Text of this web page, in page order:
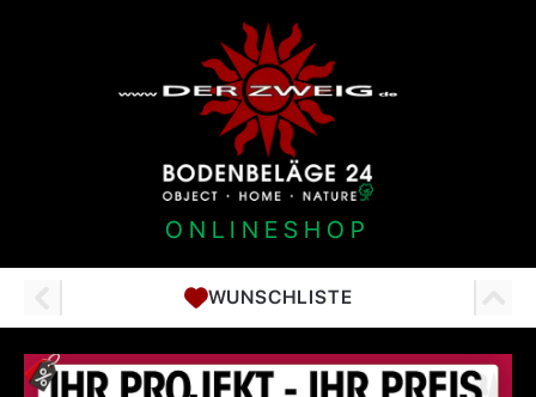
ONLINESHOP
WUNSCHLISTE